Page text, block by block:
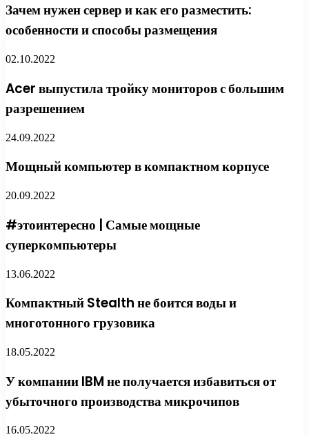
Зачем нужен сервер и как его разместить:
особенности и способы размещения
02.10.2022
Acer выпустила тройку мониторов с большим
разрешением
24.09.2022
Мощный компьютер в компактном корпусе
20.09.2022
#этоинтересно | Самые мощные
суперкомпьютеры
13.06.2022
Компактный Stealth не боится воды и
многотонного грузовика
18.05.2022
У компании IBM не получается избавиться от
убыточного производства микрочипов
16.05.2022